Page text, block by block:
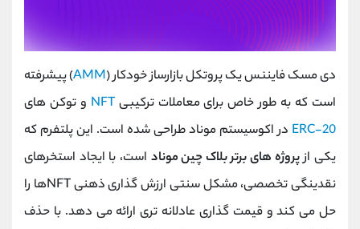
دی ‌مسک فایننس یک پروتکل بازارساز خودکار (AMM) پیشرفته
است که به طور خاص برای معاملات ترکیبیNFT و توکن ‌های
ERC-20 در اکوسیستم موناد طراحی شده است. این پلتفرم که
یکی ازپروژه های برتر بلاک چین موناد است، با ایجاد استخرهای
نقدینگی تخصصی، مشکل سنتی ارزش‌ گذاری ذهنی NFTها را
حل می کند و قیمت ‌گذاری عادلانه ‌تری ارائه می‌ دهد. با حذف